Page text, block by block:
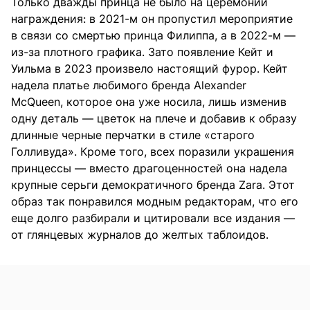
награждения: в 2021-м он пропустил мероприятие
в связи со смертью принца Филиппа, а в 2022-м —
из-за плотного графика. Зато появление Кейт и
Уильма в 2023 произвело настоящий фурор. Кейт
надела платье любимого бренда Alexander
McQueen, которое она уже носила, лишь изменив
одну деталь — цветок на плече и добавив к образу
длинные черные перчатки в стиле «старого
Голливуда». Кроме того, всех поразили украшения
принцессы — вместо драгоценностей она надела
крупные серьги демократичного бренда Zara. Этот
образ так понравился модным редакторам, что его
еще долго разбирали и цитировали все издания —
от глянцевых журналов до желтых таблоидов.